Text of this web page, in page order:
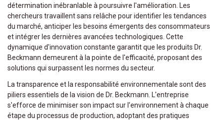
détermination inébranlable à poursuivre l'amélioration. Les
chercheurs travaillent sans relâche pour identifier les tendances
du marché, anticiper les besoins émergents des consommateurs
et intégrer les dernières avancées technologiques. Cette
dynamique d'innovation constante garantit que les produits Dr.
Beckmann demeurent à la pointe de l'efficacité, proposant des
solutions qui surpassent les normes du secteur.
La transparence et la responsabilité environnementale sont des
piliers essentiels de la vision de Dr. Beckmann. L'entreprise
s'efforce de minimiser son impact sur l'environnement à chaque
étape du processus de production, adoptant des pratiques